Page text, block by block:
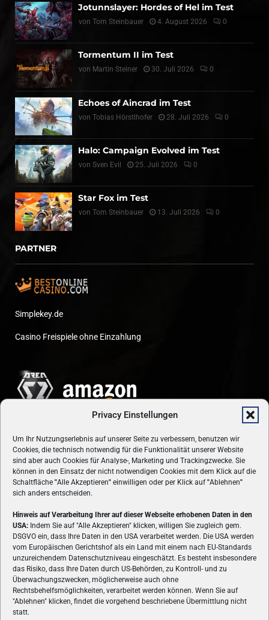
Privacy Einstellungen
Um Ihr Nutzungserlebnis auf unserer Seite zu verbessern, benutzen wir
Cookies, die technisch notwendig für die Funktionalität unserer Website
sind aber auch Cookies für Analyse-, Marketing und Trackingzwecke. Sie
können in den Einsatz der nicht notwendigen Cookies mit dem Klick auf die
Schaltfläche "Alle Akzeptieren" einwilligen oder per Klick auf"Ablehnen"
sich anders entscheiden.
Hinweis auf Verarbeitung Ihrer auf dieser Webseite erhobenen Daten in den
USA: Indem Sie auf "Alle Akzeptieren" klicken, willigen Sie zugleich gem.
DSGVO ein, dass Ihre Daten in den USA verarbeitet werden. Die USA werden
vom Europäischen Gerichtshof als ein Land mit einem nach EU-Standards
unzureichendem Datenschutzniveau eingeschätzt. Es besteht insbesondere
das Risiko, dass Ihre Daten durch US-Behörden, zu Kontroll- und zu
Überwachungszwecken, möglicherweise auch ohne
Rechtsbehelfsmöglichkeiten, verarbeitet werden können. Wenn Sie auf
"Ablehnen" klicken, findet die vorgehend beschriebene Übermittlung nicht
statt.
Jotunnslayer: Hordes of Hel im Test
von Tom Steinbauer 4. August 2026 0
Tormentum II im Test
von Martin Steiner 30. Juli 2026 0
Echoes of Aincrad im Test
von Tobias Hörstlhofer 28. Juli 2026 0
Halo: Campaign Evolved im Test
von Sven Evil 25. Juli 2026 0
Star Fox im Test
von Tom Steinbauer 13. Juli 2026 0
PARTNER
Simplekey.de
Casino Freispiele ohne Einzahlung
ÜBER UNS
VON GAMERN, FÜR GAMER! Gamers.at ist das älteste Online-
Spielemagazin Österreichs und bringt täglich aktuelle News,
Reviews und Videos zu PC- und Konsolenspielen, Gaming-
Hardware und aus der Welt des e-Sport's.